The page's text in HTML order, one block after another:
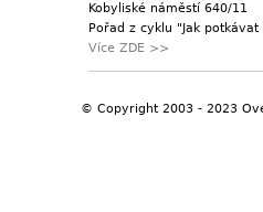
Kobyliské náměstí 640/11
Pořad z cyklu "Jak
Více ZDE >>
© Copyright 2003 - 2023